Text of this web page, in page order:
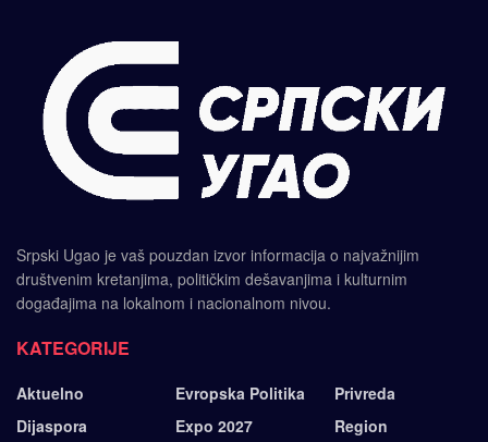
Srpski Ugao je vaš pouzdan izvor informacija o najvažnijim
društvenim kretanjima, političkim dešavanjima i kulturnim
događajima na lokalnom i nacionalnom nivou.
KATEGORIJE
Aktuelno
Dijaspora
Evropska Politika
Expo 2027
Privreda
Region